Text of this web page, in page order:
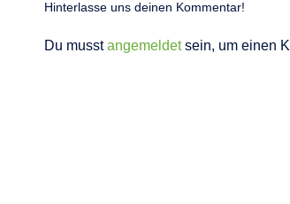
Hinterlasse uns deinen Kommentar!
Du musstangemeldetsein, um einen